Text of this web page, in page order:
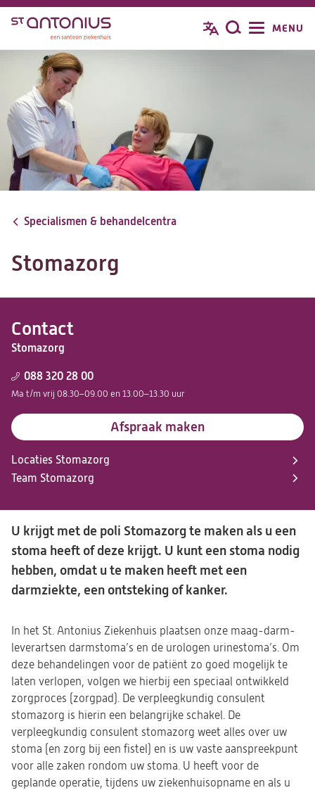
Overslaan
naar
inhoud
gaan
Zoeken
MENU
Specialismen & behandelcentra
Stomazorg
Contact
Stomazorg
088 320 28 00
Ma t/m vrij 08.30–09.00 en 13.00–13.30 uur
Afspraak maken
Locaties Stomazorg
Team Stomazorg
U krijgt met de poli Stomazorg te maken als u een
stoma heeft of deze krijgt. U kunt een stoma nodig
hebben, omdat u te maken heeft met een
darmziekte, een ontsteking of kanker.
In het St. Antonius Ziekenhuis plaatsen onze maag-darm-
leverartsen darmstoma’s en de urologen urinestoma’s. Om
deze behandelingen voor de patiënt zo goed mogelijk te
laten verlopen, volgen we hierbij een speciaal ontwikkeld
zorgproces (zorgpad). De verpleegkundig consulent
stomazorg is hierin een belangrijke schakel. De
verpleegkundig consulent stomazorg weet alles over uw
stoma (en zorg bij een fistel) en is uw vaste aanspreekpunt
voor alle zaken rondom uw stoma. U heeft voor de
geplande operatie, tijdens uw ziekenhuisopname en als u